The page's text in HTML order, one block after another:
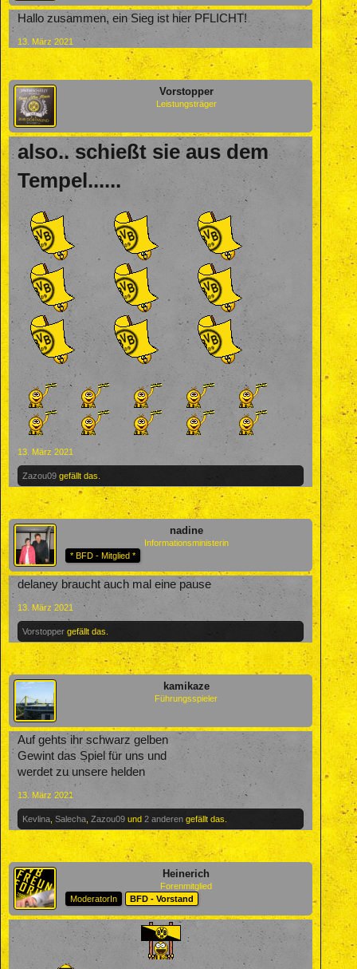
Hallo zusammen, ein Sieg ist hier PFLICHT!
13. März 2021
Vorstopper
Leistungsträger
also.. schießt sie aus dem
Tempel......
13. März 2021
Zazou09 gefällt das.
nadine
Informationsministerin
* BFD - Mitglied *
delaney braucht auch mal eine pause
13. März 2021
Vorstopper gefällt das.
kamikaze
Führungsspieler
Auf gehts ihr schwarz gelben
Gewint das Spiel für uns und
werdet zu unsere helden
13. März 2021
Kevlina Salecha Zazou09 und 2 anderen gefällt das.
Heinerich
Forenmitglied
ModeratorIn
BFD - Vorstand